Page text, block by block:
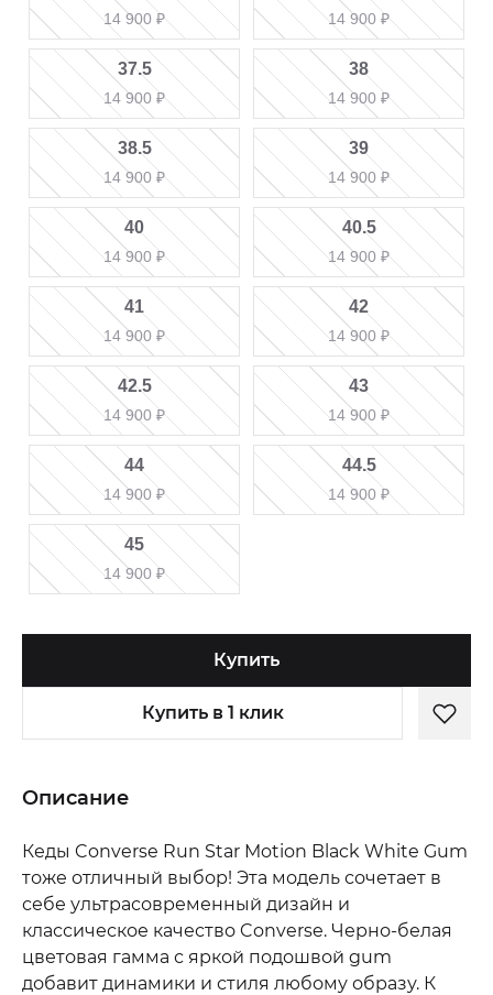
14 900 ₽ 14 900 ₽
37.5
14 900 ₽
38
14 900 ₽
38.5
14 900 ₽
39
14 900 ₽
40
14 900 ₽
40.5
14 900 ₽
41
14 900 ₽
42
14 900 ₽
42.5
14 900 ₽
43
14 900 ₽
44
14 900 ₽
44.5
14 900 ₽
45
14 900 ₽
Купить
Купить в 1 клик
Описание
Кеды Converse Run Star Motion Black White Gum
тоже отличный выбор! Эта модель сочетает в
себе ультрасовременный дизайн и
классическое качество Converse. Черно-белая
цветовая гамма с яркой подошвой gum
добавит динамики и стиля любому образу. К